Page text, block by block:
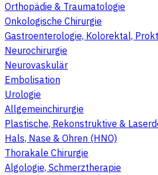
Orthopädie & Traumatologie
Onkologische Chirurgie
Gastroenterologie, Kolorektal,
Neurochirurgie
Neurovaskulär
Embolisation
Urologie
Allgemeinchirurgie
Plastische, Rekonstruktive &
Hals, Nase & Ohren (HNO)
Thorakale Chirurgie
Algologie, Schmerztherapie